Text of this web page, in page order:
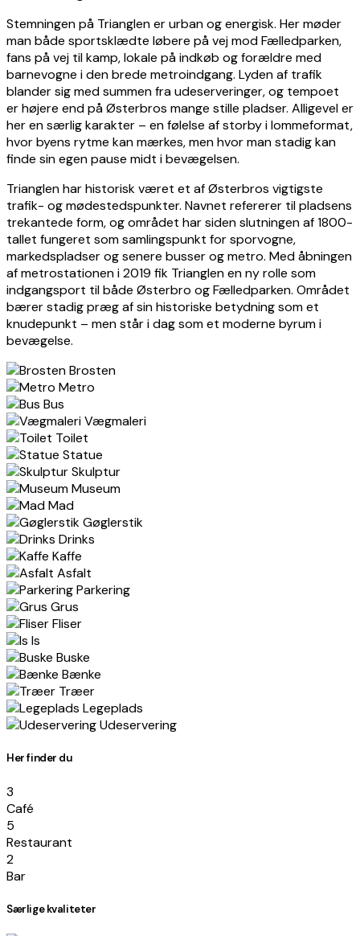
Stemningen på Trianglen er urban og energisk. Her møder
man både sportsklædte løbere på vej mod Fælledparken,
fans på vej til kamp, lokale på indkøb og forældre med
barnevogne i den brede metroindgang. Lyden af trafik
blander sig med summen fra udeserveringer, og tempoet
er højere end på Østerbros mange stille pladser. Alligevel er
her en særlig karakter – en følelse af storby i lommeformat,
hvor byens rytme kan mærkes, men hvor man stadig kan
finde sin egen pause midt i bevægelsen.
Trianglen har historisk været et af Østerbros vigtigste
trafik- og mødestedspunkter. Navnet refererer til pladsens
trekantede form, og området har siden slutningen af 1800-
tallet fungeret som samlingspunkt for sporvogne,
markedspladser og senere busser og metro. Med åbningen
af metrostationen i 2019 fik Trianglen en ny rolle som
indgangsport til både Østerbro og Fælledparken. Området
bærer stadig præg af sin historiske betydning som et
knudepunkt – men står i dag som et moderne byrum i
bevægelse.
Brosten
Metro
Bus
Vægmaleri
Toilet
Statue
Skulptur
Museum
Mad
Gøglerstik
Drinks
Kaffe
Asfalt
Parkering
Grus
Fliser
Is
Buske
Bænke
Træer
Legeplads
Udeservering
Her finder du
3
Café
5
Restaurant
2
Bar
Særlige kvaliteter